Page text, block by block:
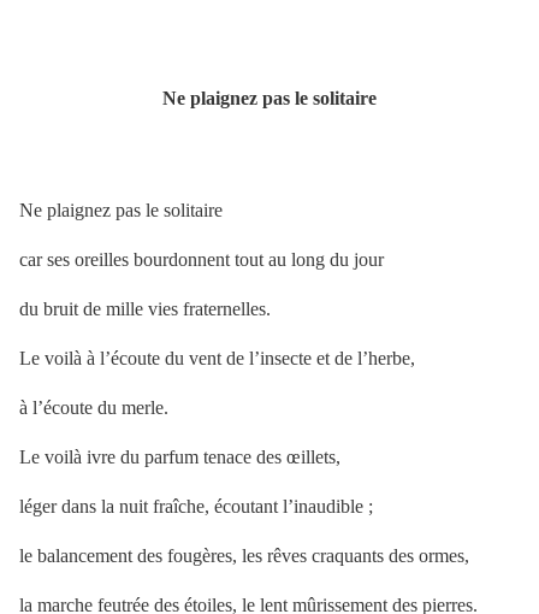
Ne plaignez pas le solitaire
Ne plaignez pas le solitaire
car ses oreilles bourdonnent tout au long du jour
du bruit de mille vies fraternelles.
Le voilà à l’écoute du vent de l’insecte et de l’herbe,
à l’écoute du merle.
Le voilà ivre du parfum tenace des œillets,
léger dans la nuit fraîche, écoutant l’inaudible ;
le balancement des fougères, les rêves craquants des ormes,
la marche feutrée des étoiles, le lent mûrissement des pierres.